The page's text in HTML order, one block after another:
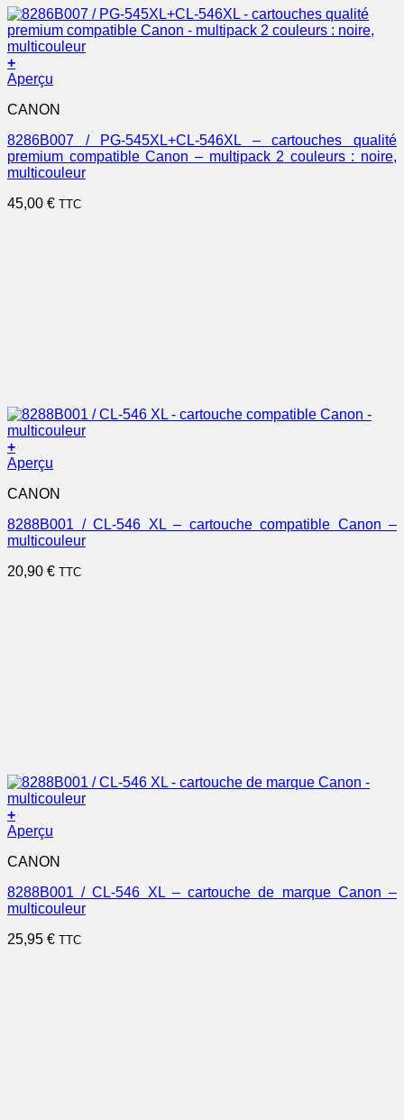
+
Aperçu
CANON
8286B007 / PG-545XL+CL-546XL – cartouches qualité
premium compatible Canon – multipack 2 couleurs : noire,
multicouleur
45,00 € TTC
+
Aperçu
CANON
8288B001 / CL-546 XL – cartouche compatible Canon –
multicouleur
20,90 € TTC
+
Aperçu
CANON
8288B001 / CL-546 XL – cartouche de marque Canon –
multicouleur
25,95 € TTC